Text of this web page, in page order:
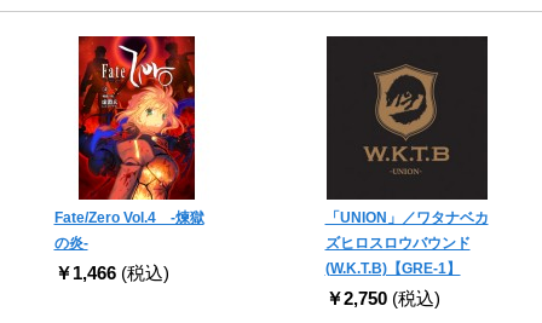
Fate/Zero Vol.4 -煉獄
の炎-
￥1,466 (税込)
「UNION」／ワタナベカ
ズヒロスロウバウンド
(W.K.T.B)【GRE-1】
￥2,750 (税込)